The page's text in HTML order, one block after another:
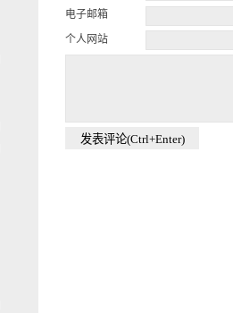
电子邮箱
个人网站